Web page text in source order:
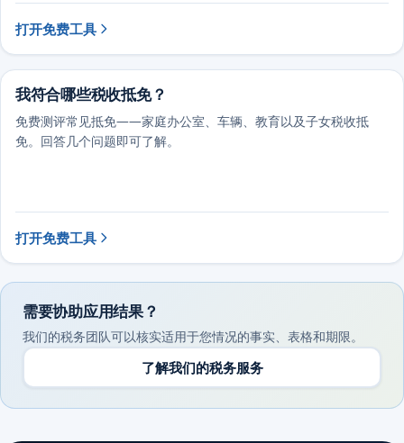
打开免费工具
我符合哪些税收抵免？
免费测评常见抵免——家庭办公室、车辆、教育以及子女税收抵
免。回答几个问题即可了解。
打开免费工具
需要协助应用结果？
我们的税务团队可以核实适用于您情况的事实、表格和期限。
了解我们的税务服务